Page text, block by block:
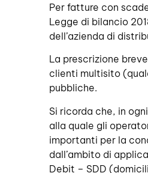
Per fatture con
Legge di bilancio
dell’azienda di
La prescrizione
clienti multisito
pubbliche.
Si ricorda che, in
alla quale gli
importanti per la
dall’ambito di
Debit – SDD